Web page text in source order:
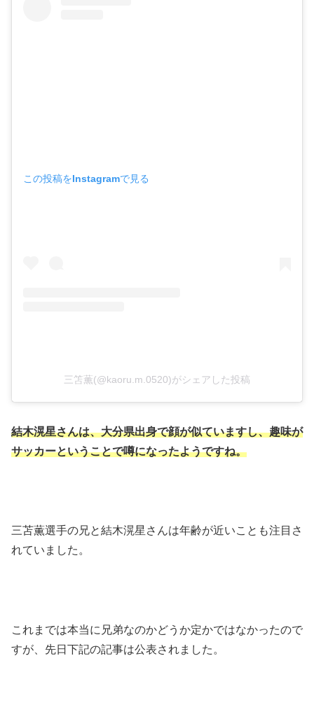
この投稿をInstagramで見る
三笘薫(@kaoru.m.0520)がシェアした投稿
結木滉星さんは、大分県出身で顔が似ていますし、趣味が
サッカーということで噂になったようですね。
三苫薫選手の兄と結木滉星さんは年齢が近いことも注目さ
れていました。
これまでは本当に兄弟なのかどうか定かではなかったので
すが、先日下記の記事は公表されました。